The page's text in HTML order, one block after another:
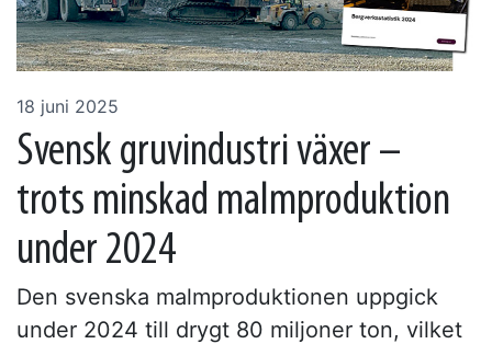
18 juni 2025
Svensk gruvindustri växer –
trots minskad malmproduktion
under 2024
Den svenska malmproduktionen uppgick
under 2024 till drygt 80 miljoner ton, vilket